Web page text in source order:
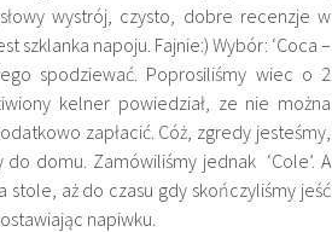
wystrój, czysto, dobre recenzje w
szklanka napoju. Fajnie:) Wybór: ‘Coca –
spodziewać. Poprosiliśmy wiec o 2
kelner powiedział, ze nie można
zapłacić. Cóż, zgredy jesteśmy,
domu. Zamówiliśmy jednak ‘Cole’. A
aż do czasu gdy skończyliśmy jeść
napiwku.